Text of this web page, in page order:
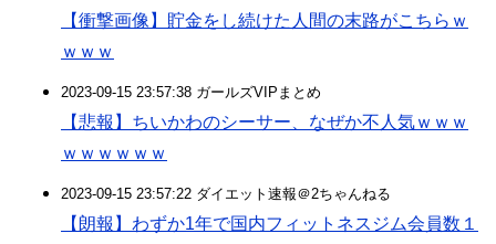
【衝撃画像】貯金をし続けた人間の末路がこちらｗ
ｗｗｗ
2023-09-15 23:57:38 ガールズVIPまとめ
【悲報】ちいかわのシーサー、なぜか不人気ｗｗｗ
ｗｗｗｗｗｗ
2023-09-15 23:57:22 ダイエット速報＠2ちゃんねる
【朗報】わずか1年で国内フィットネスジム会員数１